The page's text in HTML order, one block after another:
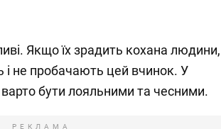
Якщо їх зрадить кохана людини,
і не пробачають цей вчинок. У
варто бути лояльними та чесними.
РЕКЛАМА